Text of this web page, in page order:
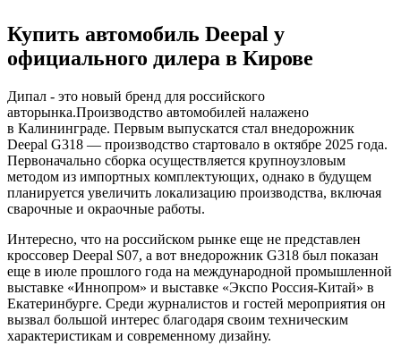
Купить автомобиль Deepal у
официального дилера в Кирове
Дипал - это новый бренд для российского
авторынка.Производство автомобилей налажено
в Калининграде. Первым выпускатся стал внедорожник
Deepal G318 — производство стартовало в октябре 2025 года.
Первоначально сборка осуществляется крупноузловым
методом из импортных комплектующих, однако в будущем
планируется увеличить локализацию производства, включая
сварочные и окраочные работы.
Интересно, что на российском рынке еще не представлен
кроссовер Deepal S07, а вот внедорожник G318 был показан
еще в июле прошлого года на международной промышленной
выставке «Иннопром» и выставке «Экспо Россия-Китай» в
Екатеринбурге. Среди журналистов и гостей мероприятия он
вызвал большой интерес благодаря своим техническим
характеристикам и современному дизайну.